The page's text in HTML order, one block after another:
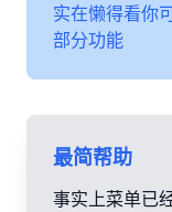
实在懒得看你
部分功能
最简帮助
事实上菜单已